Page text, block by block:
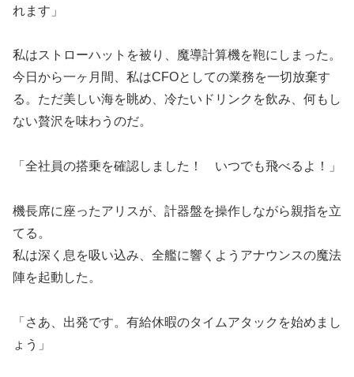
れます」
私はストローハットを被り、魔導計算機を鞄にしまった。
今日から一ヶ月間、私はCFOとしての業務を一切放棄す
る。ただ美しい海を眺め、冷たいドリンクを飲み、何もし
ない贅沢を味わうのだ。
「全社員の搭乗を確認しました！ いつでも飛べるよ！」
機長席に座ったアリスが、計器盤を操作しながら親指を立
てる。
私は深く息を吸い込み、全艦に響くようアナウンスの魔法
陣を起動した。
「さあ、出発です。有給休暇のタイムアタックを始めまし
ょう」